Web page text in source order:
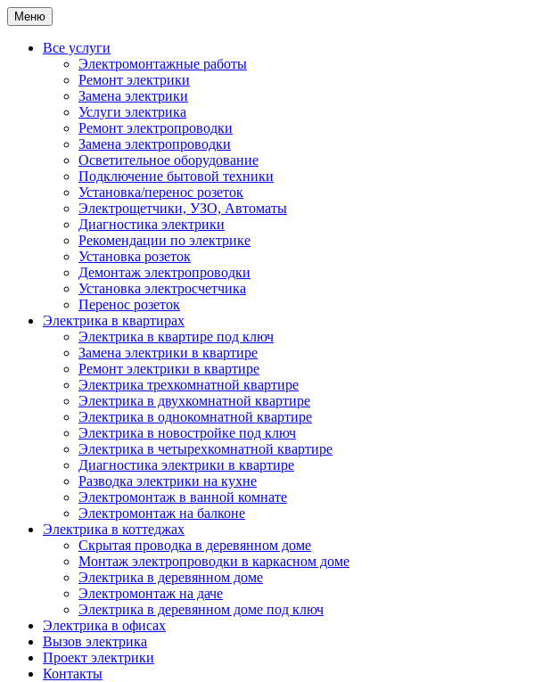
Меню
Все услуги
Электромонтажные работы
Ремонт электрики
Замена электрики
Услуги электрика
Ремонт электропроводки
Замена электропроводки
Осветительное оборудование
Подключение бытовой техники
Установка/перенос розеток
Электрощетчики, УЗО, Автоматы
Диагностика электрики
Рекомендации по электрике
Установка розеток
Демонтаж электропроводки
Установка электросчетчика
Перенос розеток
Электрика в квартирах
Электрика в квартире под ключ
Замена электрики в квартире
Ремонт электрики в квартире
Электрика трехкомнатной квартире
Электрика в двухкомнатной квартире
Электрика в однокомнатной квартире
Электрика в новостройке под ключ
Электрика в четырехкомнатной квартире
Диагностика электрики в квартире
Разводка электрики на кухне
Электромонтаж в ванной комнате
Электромонтаж на балконе
Электрика в коттеджах
Скрытая проводка в деревянном доме
Монтаж электропроводки в каркасном доме
Электрика в деревянном доме
Электромонтаж на даче
Электрика в деревянном доме под ключ
Электрика в офисах
Вызов электрика
Проект электрики
Контакты